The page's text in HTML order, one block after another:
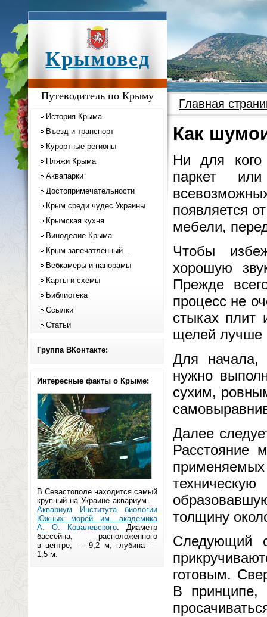
Крымовед
Путеводитель по Крыму
История Крыма
Въезд и транспорт
Курортные регионы
Пляжи Крыма
Аквапарки
Достопримечательности
Крым среди чудес Украины
Крымская кухня
Виноделие Крыма
Крым запечатлённый...
Вебкамеры и панорамы
Карты и схемы
Библиотека
Ссылки
Статьи
Группа ВКонтакте:
Интересные факты о Крыме:
В Севастополе находится самый
крупный на Украине аквариум —
Аквариум Института биологии
Южных морей им. академика
А. О. Ковалевского. Диаметр
бассейна, расположенного
в центре, — 9,2 м, глубина —
1,5 м.
Главная
Как
Ни для кого
паркет
появляется
мебели,
Чтобы
хорошую
Прежде
процесс не
стыках плит
щелей лучше
Для начала,
нужно
сухим,
Далее
Расстояние
толщину
Следующий
готовым.
В принципе,